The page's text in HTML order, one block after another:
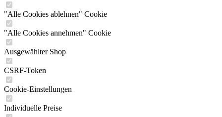
"Alle Cookies ablehnen" Cookie
"Alle Cookies annehmen" Cookie
Ausgewählter Shop
CSRF-Token
Cookie-Einstellungen
Individuelle Preise